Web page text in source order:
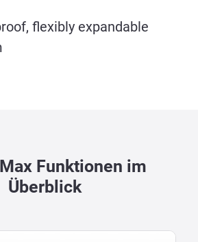
flexibly expandable
Funktionen im
Überblick